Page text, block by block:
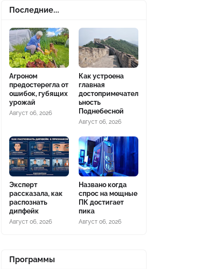
Последние...
Агроном
предостерегла от
ошибок, губящих
урожай
Август 06, 2026
Как устроена
главная
достопримечател
ьность
Поднебесной
Август 06, 2026
Эксперт
рассказала, как
распознать
дипфейк
Август 06, 2026
Названо когда
спрос на мощные
ПК достигает
пика
Август 06, 2026
Программы